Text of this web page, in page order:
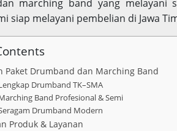
marching band yang melayani
siap melayani pembelian di Jawa
Paket Drumband dan Marching Band
Drumband TK–SMA
Band Profesional & Semi
Drumband Modern
Produk & Layanan